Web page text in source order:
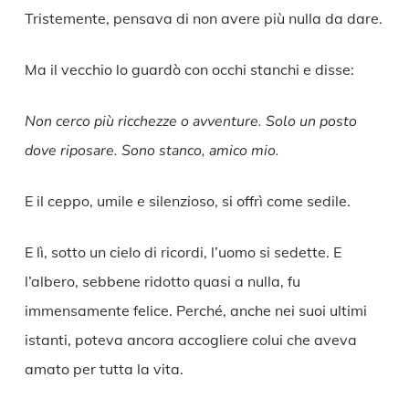
Tristemente, pensava di non avere più nulla da dare.
Ma il vecchio lo guardò con occhi stanchi e disse:
Non cerco più ricchezze o avventure. Solo un posto
dove riposare. Sono stanco, amico mio.
E il ceppo, umile e silenzioso, si offrì come sedile.
E lì, sotto un cielo di ricordi, l’uomo si sedette. E
l’albero, sebbene ridotto quasi a nulla, fu
immensamente felice. Perché, anche nei suoi ultimi
istanti, poteva ancora accogliere colui che aveva
amato per tutta la vita.